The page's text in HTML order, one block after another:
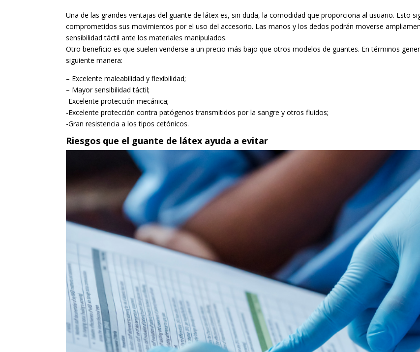
Una de las grandes ventajas del guante de látex es, sin duda, la comodidad que proporciona al usuario. Esto
comprometidos sus movimientos por el uso del accesorio. Las manos y los dedos podrán moverse
sensibilidad táctil ante los materiales manipulados.
Otro beneficio es que suelen venderse a un precio más bajo que otros modelos de guantes. En términos
siguiente manera:
– Excelente maleabilidad y flexibilidad;
– Mayor sensibilidad táctil;
-Excelente protección mecánica;
-Excelente protección contra patógenos transmitidos por la sangre y otros fluidos;
-Gran resistencia a los tipos cetónicos.
Riesgos que el guante de látex ayuda a evitar